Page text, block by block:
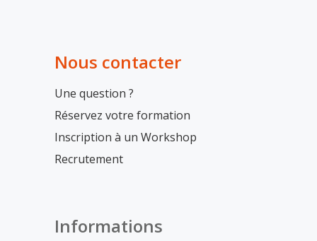
Nous contacter
Une question ?
Réservez votre formation
Inscription à un Workshop
Recrutement
Informations